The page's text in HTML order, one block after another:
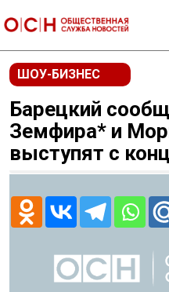
ШОУ-БИЗНЕС
Барецкий
Земфира* и
выступят с